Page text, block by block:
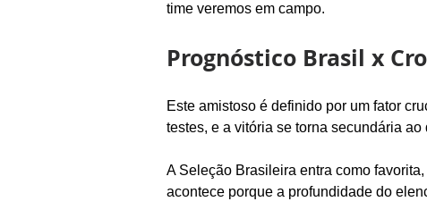
time veremos em campo.
Prognóstico Brasil x
Este amistoso é definido por um fator
testes, e a vitória se torna secundária ao
A Seleção Brasileira entra como
acontece porque a profundidade do